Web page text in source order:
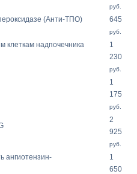
руб.
(Анти-ТПО)
645
руб.
клеткам надпочечника
1
230
руб.
1
175
руб.
2
925
руб.
ангиотензин-
1
650